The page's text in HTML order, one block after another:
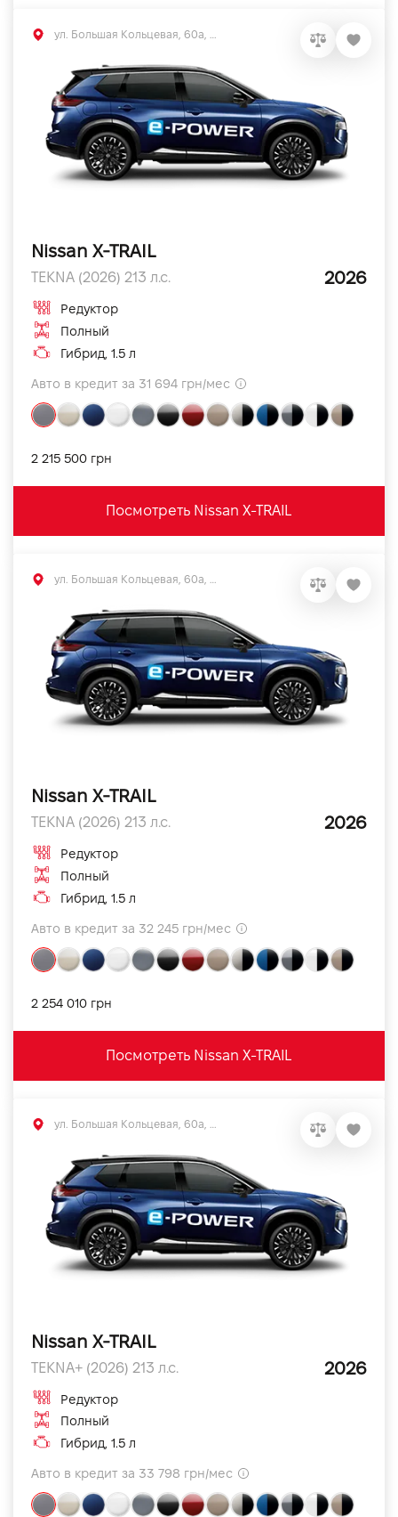
Nissan X-TRAIL
TEKNA (2026) 213 л.с. 2026
Редуктор
Полный
Гибрид, 1.5 л
Авто в кредит за 31 694 грн/мес
2 215 500 грн
Посмотреть Nissan X-TRAIL
Nissan X-TRAIL
TEKNA (2026) 213 л.с. 2026
Редуктор
Полный
Гибрид, 1.5 л
Авто в кредит за 32 245 грн/мес
2 254 010 грн
Посмотреть Nissan X-TRAIL
Nissan X-TRAIL
TEKNA+ (2026) 213 л.с. 2026
Редуктор
Полный
Гибрид, 1.5 л
Авто в кредит за 33 798 грн/мес